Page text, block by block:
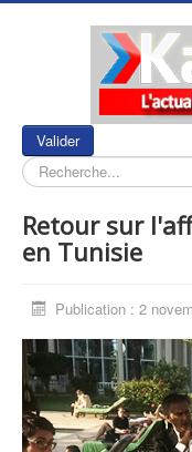
Valider
Retour sur
en Tunisie
Publication : 2